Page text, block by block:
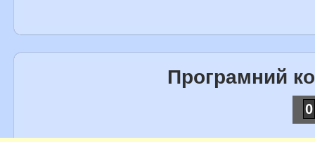
Програмний
0